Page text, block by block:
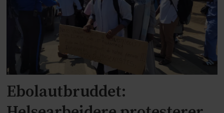
Ebolautbruddet: